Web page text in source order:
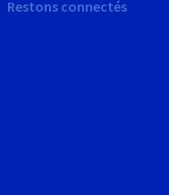
Restons connectés